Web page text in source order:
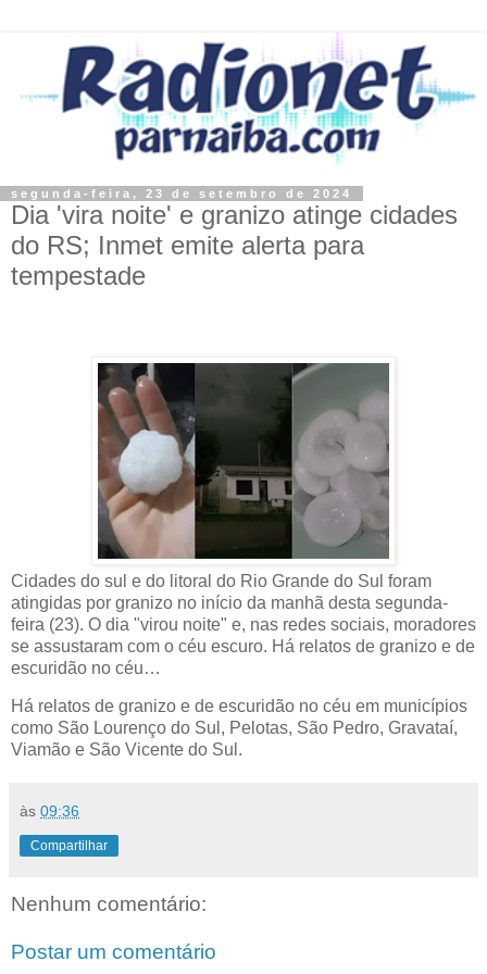
segunda-feira, 23 de setembro de 2024
Dia 'vira noite' e granizo atinge cidades
do RS; Inmet emite alerta para
tempestade
Cidades do sul e do litoral do Rio Grande do Sul foram
atingidas por granizo no início da manhã desta segunda-
feira (23). O dia "virou noite" e, nas redes sociais, moradores
se assustaram com o céu escuro. Há relatos de granizo e de
escuridão no céu…
Há relatos de granizo e de escuridão no céu em municípios
como São Lourenço do Sul, Pelotas, São Pedro, Gravataí,
Viamão e São Vicente do Sul.
às 09:36
Compartilhar
Nenhum comentário:
Postar um comentário